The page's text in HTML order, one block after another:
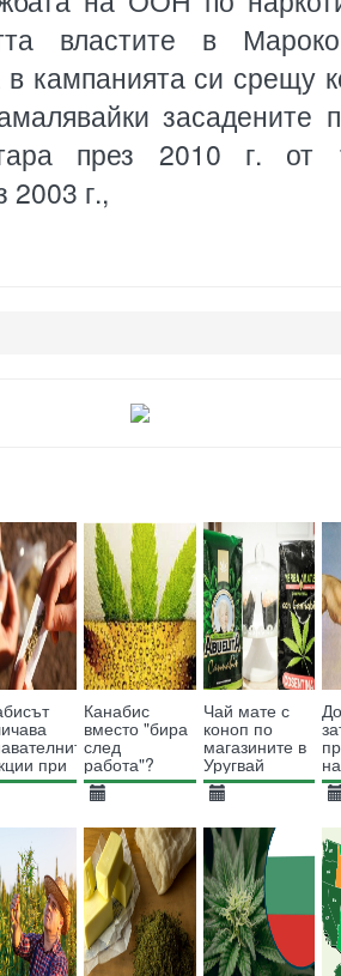
властите в
в кампанията си срещу
засадените
през 2010 г. от
2003 г.,
при
на
Канабис
вместо "бира
след
работа"?
5775
Чай мате с
коноп по
магазините в
Уругвай
5405